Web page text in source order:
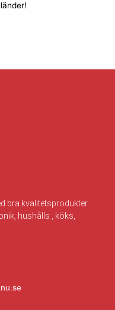
bra kvalitetsprodukter.
hushålls , köks,